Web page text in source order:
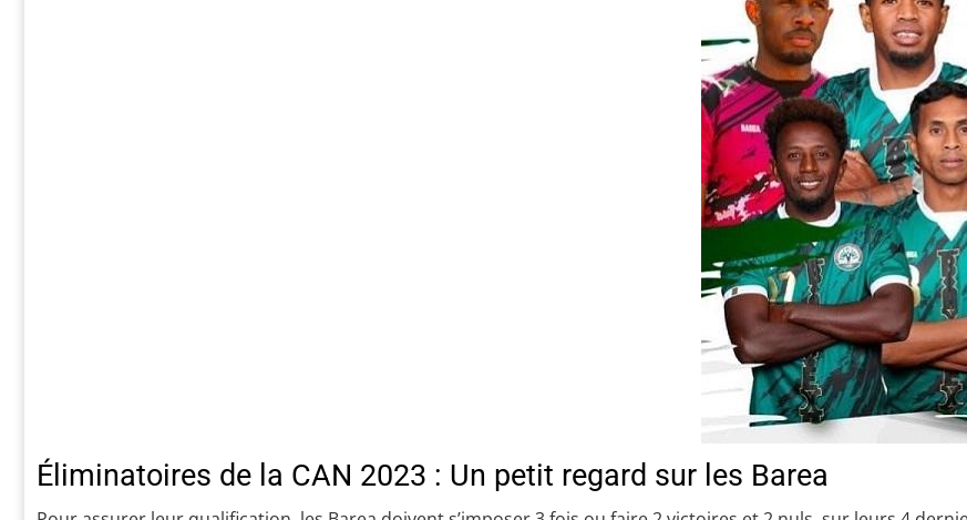
Éliminatoires de la CAN 2023 : Un petit regard sur les Barea